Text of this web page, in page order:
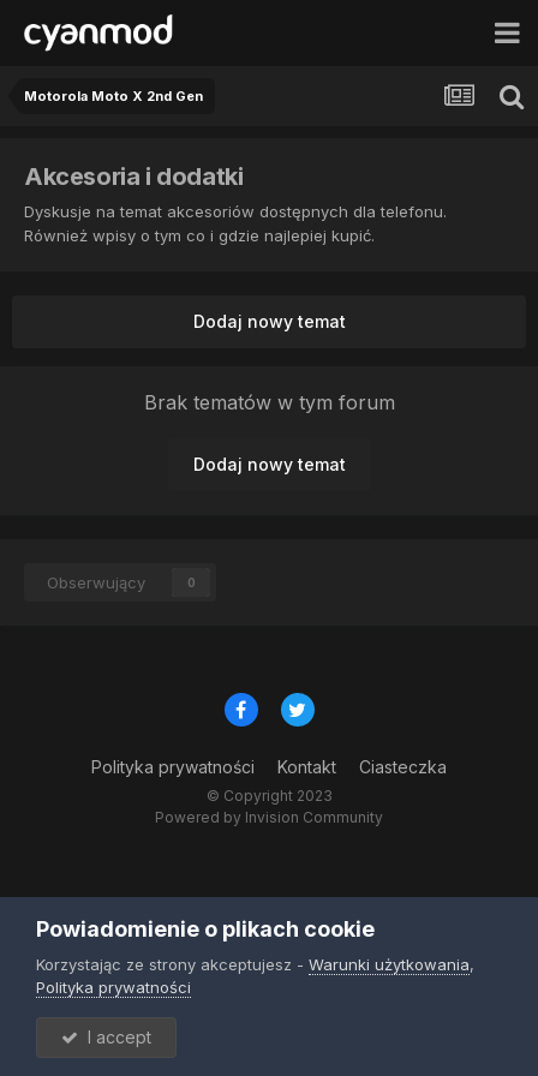
Motorola Moto X 2nd Gen
Akcesoria i dodatki
Dyskusje na temat akcesoriów dostępnych dla telefonu.
Również wpisy o tym co i gdzie najlepiej kupić.
Dodaj nowy temat
Brak tematów w tym forum
Dodaj nowy temat
Obserwujący 0
Polityka prywatności Kontakt Ciasteczka
© Copyright 2023
Powered by Invision Community
Powiadomienie o plikach cookie
Korzystając ze strony akceptujesz - Warunki użytkowania,
Polityka prywatności
I accept